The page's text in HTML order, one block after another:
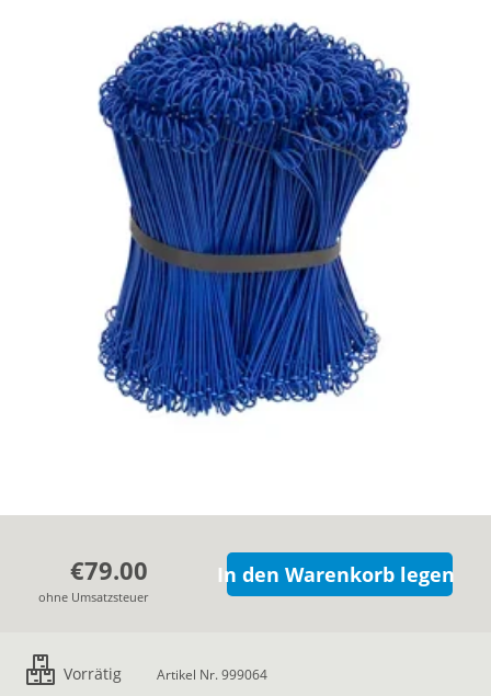
Material
Kundenerfahrungen
Kontakt
€79.00
ohne Umsatzsteuer
In den Warenkorb legen
Vorrätig Artikel Nr. 999064